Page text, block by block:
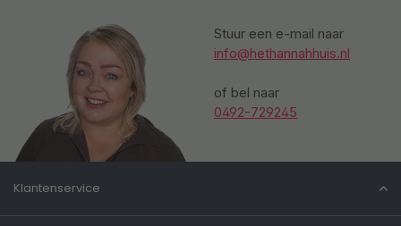
Stuur een e-mail naar
info@hethannahhuis.nl
of bel naar
0492-729245
Klantenservice